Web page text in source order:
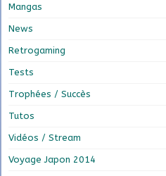
Mangas
News
Retrogaming
Tests
Trophées / Succès
Tutos
Vidéos / Stream
Voyage Japon 2014